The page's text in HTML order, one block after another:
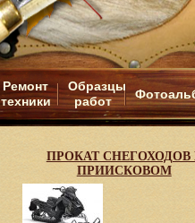
Ремонт
техники
Образцы
работ
ПРОКАТ СНЕГОХОДОВ
ПРИИСКОВОМ